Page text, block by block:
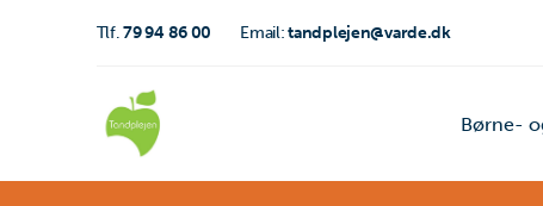
Tlf.79 94 86 00 Email:tandplejen@varde.dk
Børne-